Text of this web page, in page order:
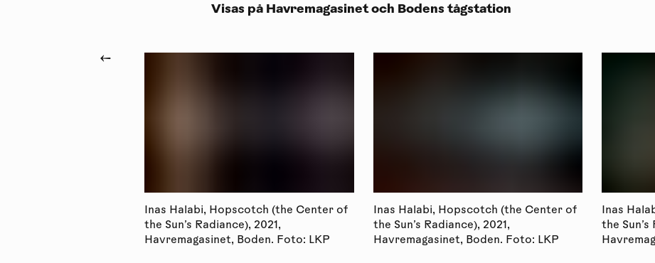
Visas på Havremagasinet och Bodens tågstation
Inas Halabi, Hopscotch (the Center of
the Sun’s Radiance), 2021,
Havremagasinet, Boden. Foto: LKP
Inas Halabi, Hopscotch (the Center of
the Sun’s Radiance), 2021,
Havremagasinet, Boden. Foto: LKP
Inas
the Sun’s
←